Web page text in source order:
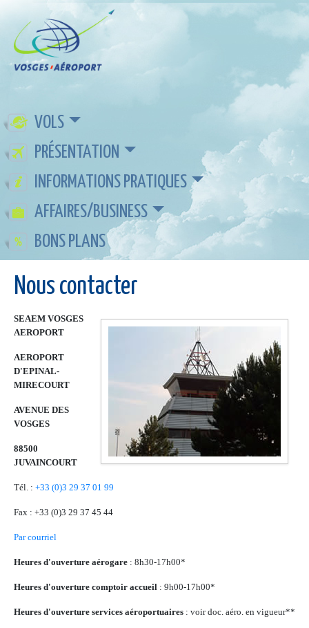
VOLS
PRÉSENTATION
INFORMATIONS PRATIQUES
AFFAIRES/BUSINESS
BONS PLANS
Nous contacter
SEAEM VOSGES
AEROPORT
AEROPORT
D'EPINAL-
MIRECOURT
AVENUE DES
VOSGES
88500
JUVAINCOURT
Tél. : +33 (0)3 29 37 01 99
Fax : +33 (0)3 29 37 45 44
Par courriel
Heures d'ouverture aérogare : 8h30-17h00*
Heures d'ouverture comptoir accueil : 9h00-17h00*
Heures d'ouverture services aéroportuaires : voir doc. aéro. en vigueur**